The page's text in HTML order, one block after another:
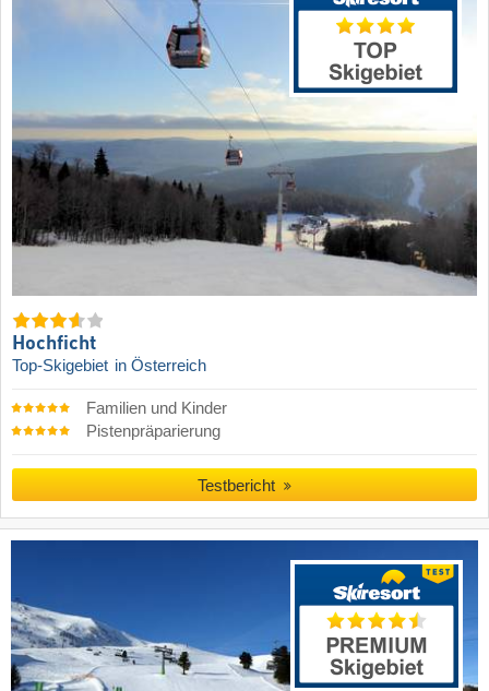
Hochficht
Top-Skigebiet in Österreich
Familien und Kinder
Pistenpräparierung
Testbericht